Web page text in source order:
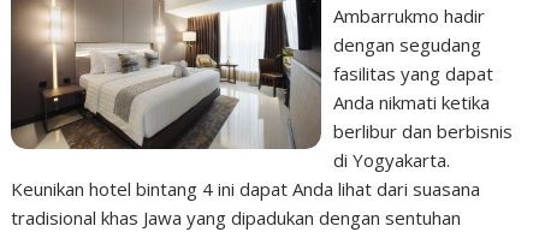
Ambarrukmo hadir
dengan segudang
fasilitas yang dapat
Anda nikmati ketika
berlibur dan berbisnis
di Yogyakarta.
Keunikan hotel bintang 4 ini dapat Anda lihat dari suasana
tradisional khas Jawa yang dipadukan dengan sentuhan